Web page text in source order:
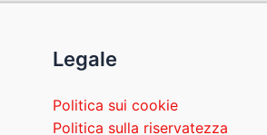
Legale
Politica sui cookie
Politica sulla riservatezza